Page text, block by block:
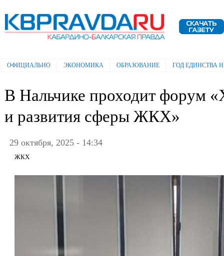
Электронная газета "Кабардино-
Балкарская правда"
Главное меню
ОФИЦИАЛЬНО ЭКОНОМИКА ОБРАЗОВАНИЕ ГОД ЕДИНСТВА
В Нальчике проходит форум
и развития сферы ЖКХ»
29 октября, 2025 - 14:34
ЖКХ